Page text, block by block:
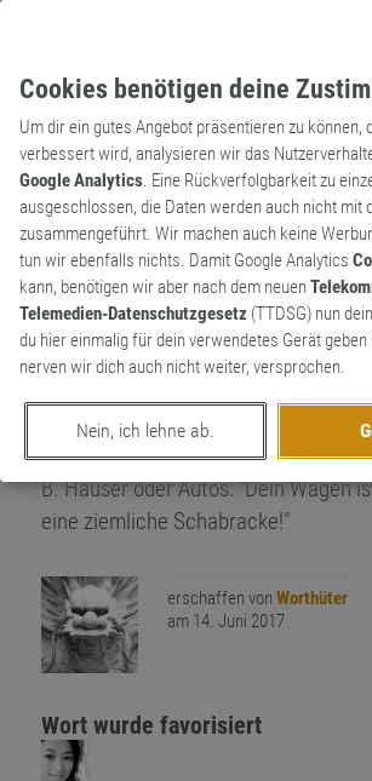
Cookies benötigen deine
Um dir ein gutes Angebot präsentieren zu können,
verbessert wird, analysieren wir das
Google Analytics. Eine Rückverfolgbarkeit zu
ausgeschlossen, die Daten werden auch nicht mit
zusammengeführt. Wir machen auch keine
tun wir ebenfalls nichts. Damit Google Analytics
kann, benötigen wir aber nach dem neuen
Telemedien-Datenschutzgesetz (TTDSG) nun
du hier einmalig für dein verwendetes Gerät
nerven wir dich auch nicht weiter, versprochen.
Nein, ich lehne ab.
Substantiv
Schabracke
Eigentlich eine Pferdedecke, aus dem
Türkischen (çaprak, Satteldecke)
war dieser Ausdruck häufig eine
heruntergekommenen Menschen.
weiterhin für zerfallene Objekte
B. Häuser oder Autos: "Dein Wagen
eine ziemliche Schabracke!"
erschaffen von Worthüter
am 14. Juni 2017
Wort wurde favorisiert